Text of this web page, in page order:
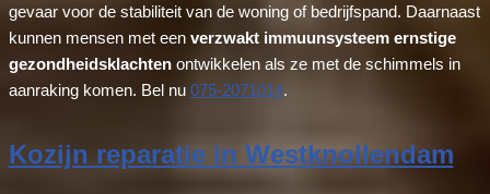
gevaar voor de stabiliteit van de woning of bedrijfspand. Daarnaast
kunnen mensen met een verzwakt immuunsysteem ernstige
gezondheidsklachten ontwikkelen als ze met de schimmels in
aanraking komen. Bel nu 075-2071014.
Kozijn reparatie in Westknollendam